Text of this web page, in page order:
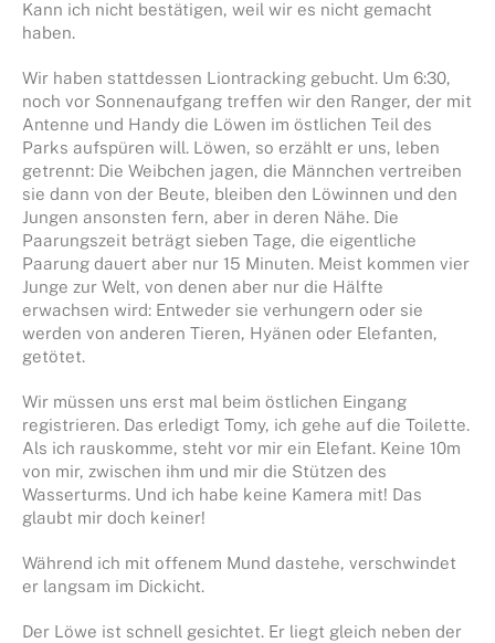
Kann ich nicht bestätigen, weil wir es nicht gemacht
haben.
Wir haben stattdessen Liontracking gebucht. Um 6:30,
noch vor Sonnenaufgang treffen wir den Ranger, der mit
Antenne und Handy die Löwen im östlichen Teil des
Parks aufspüren will. Löwen, so erzählt er uns, leben
getrennt: Die Weibchen jagen, die Männchen vertreiben
sie dann von der Beute, bleiben den Löwinnen und den
Jungen ansonsten fern, aber in deren Nähe. Die
Paarungszeit beträgt sieben Tage, die eigentliche
Paarung dauert aber nur 15 Minuten. Meist kommen vier
Junge zur Welt, von denen aber nur die Hälfte
erwachsen wird: Entweder sie verhungern oder sie
werden von anderen Tieren, Hyänen oder Elefanten,
getötet.
Wir müssen uns erst mal beim östlichen Eingang
registrieren. Das erledigt Tomy, ich gehe auf die Toilette.
Als ich rauskomme, steht vor mir ein Elefant. Keine 10m
von mir, zwischen ihm und mir die Stützen des
Wasserturms. Und ich habe keine Kamera mit! Das
glaubt mir doch keiner!
Während ich mit offenem Mund dastehe, verschwindet
er langsam im Dickicht.
Der Löwe ist schnell gesichtet. Er liegt gleich neben der